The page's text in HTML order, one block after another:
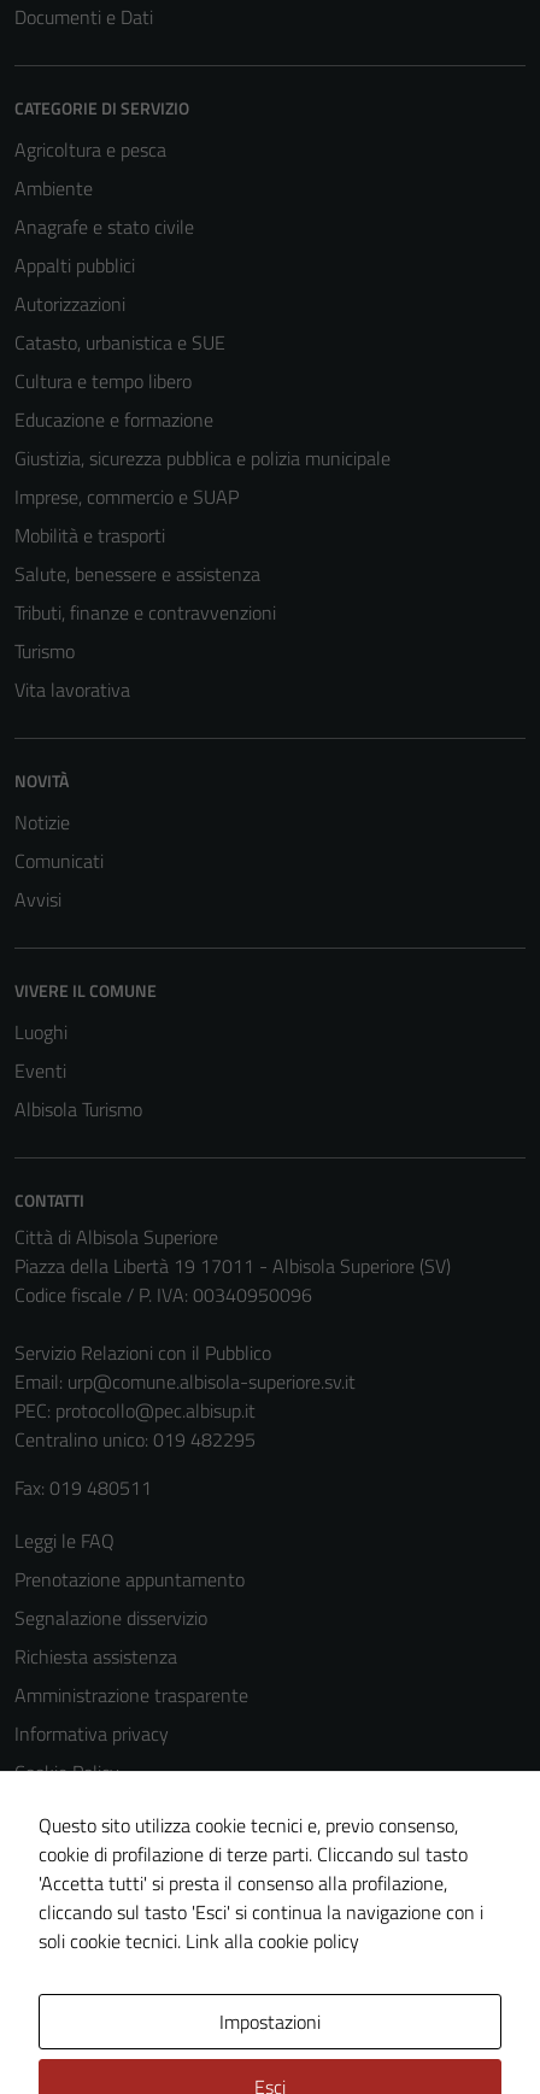
Documenti e Dati
CATEGORIE DI SERVIZIO
Agricoltura e pesca
Ambiente
Anagrafe e stato civile
Appalti pubblici
Autorizzazioni
Catasto, urbanistica e SUE
Cultura e tempo libero
Educazione e formazione
Giustizia, sicurezza pubblica e polizia municipale
Imprese, commercio e SUAP
Mobilità e trasporti
Salute, benessere e assistenza
Tributi, finanze e contravvenzioni
Turismo
Vita lavorativa
NOVITÀ
Notizie
Comunicati
Avvisi
VIVERE IL COMUNE
Luoghi
Eventi
Albisola Turismo
CONTATTI
Città di Albisola Superiore
Piazza della Libertà 19 17011 - Albisola Superiore (SV)
Codice fiscale / P. IVA: 00340950096
Servizio Relazioni con il Pubblico
Email: urp@comune.albisola-superiore.sv.it
PEC: protocollo@pec.albisup.it
Centralino unico: 019 482295
Fax: 019 480511
Leggi le FAQ
Prenotazione appuntamento
Segnalazione disservizio
Richiesta assistenza
Amministrazione trasparente
Informativa privacy
Cookie Policy
Note legali
Dichiarazione di accessibilità
Piano di miglioramento del sito
Statistiche sito web
Questo sito utilizza cookie tecnici e, previo consenso,
cookie di profilazione di terze parti. Cliccando sul tasto
'Accetta tutti' si presta il consenso alla profilazione,
cliccando sul tasto 'Esci' si continua la navigazione con i
soli cookie tecnici. Link alla cookie policy
Impostazioni
Esci
sono necessari